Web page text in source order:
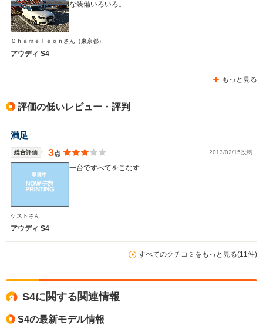
な装備いろいろ。
Ｃｈａｍｅｌｅｏｎさん （東京都）
アウディ S4
もっと見る
評価の低いレビュー・評判
満足
総合評価 3点 2013/02/15投稿
一台ですべてをこなす
ゲストさん
アウディ S4
すべてのクチコミをもっと見る(11件)
S4に関する関連情報
S4の最新モデル情報